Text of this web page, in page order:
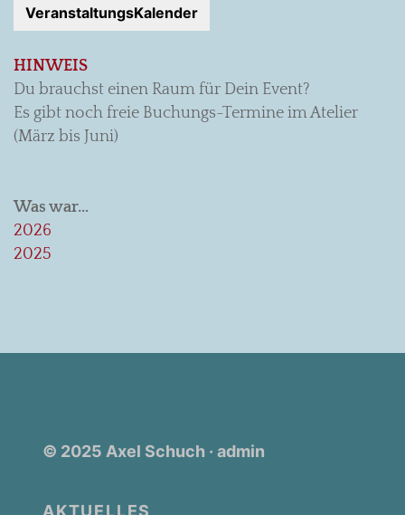
VeranstaltungsKalender
HINWEIS
Du brauchst einen Raum für Dein Event?
Es gibt noch freie Buchungs-Termine im Atelier
(März bis Juni)
Was war…
2026
2025
© 2025 Axel Schuch · admin
AKTUELLES